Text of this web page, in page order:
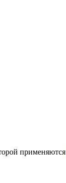
применяются